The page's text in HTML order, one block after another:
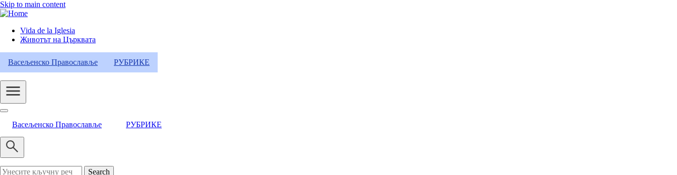
Skip to main content
Header
Category
Menu
Vida de la Iglesia
Животът на Църквата
Васељенско Православље РУБРИКЕ
Васељенско Православље РУБРИКЕ
Search